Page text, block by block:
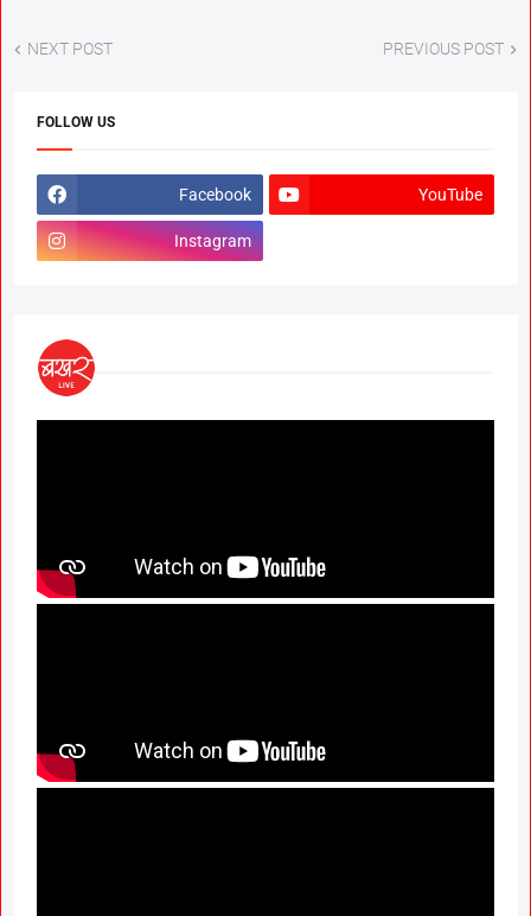
NEXT POST PREVIOUS POST
FOLLOW US
Facebook YouTube
Instagram